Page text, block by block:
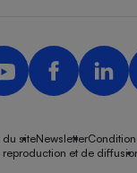
du siteNewsletter
reproduction et de